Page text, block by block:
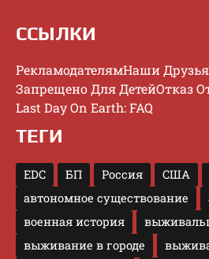
ССЫЛКИ
РекламодателямНаши Друзья
Запрещено Для ДетейОтказ
Last Day On Earth: FAQ
ТЕГИ
EDC БП Россия США
автономное существование
военная история
выживание в городе